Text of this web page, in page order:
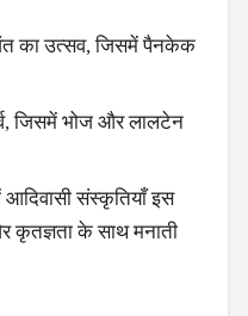
का उत्सव, जिसमें पैनकेक
जिसमें भोज और लालटेन
आदिवासी संस्कृतियाँ इस
कृतज्ञता के साथ मनाती